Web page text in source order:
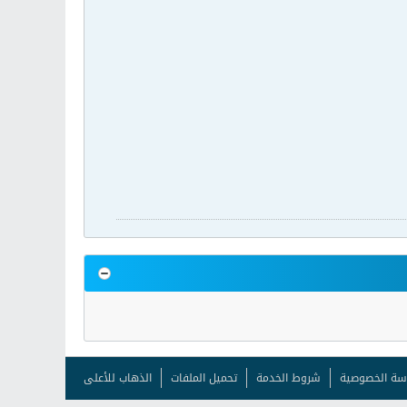
الخصوصية شروط الخدمة تحميل الملفات الذهاب للأعلى